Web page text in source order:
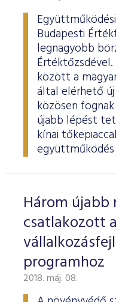
Budapesti
legnagyobb
között a
által elérhető
közösen
újabb lépést
kínai
Három újabb
csatlakozott
programhoz
2018. máj. 08.